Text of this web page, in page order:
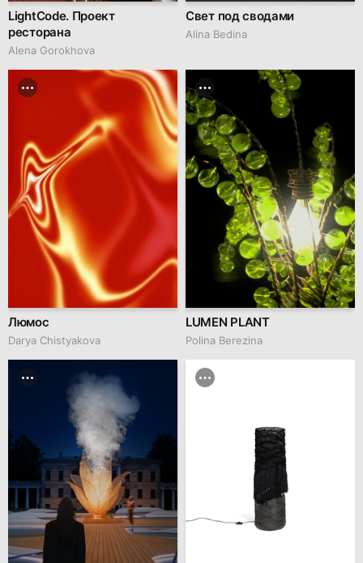
LightCode. Проект
ресторана
Alena Gorokhova
Свет под сводами
Alina Bedina
Люмос
Darya Chistyakova
LUMEN PLANT
Polina Berezina